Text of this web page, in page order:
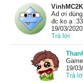
Ad ơi
đc ko ạ
19/03/
Trả lời
19/
Trả